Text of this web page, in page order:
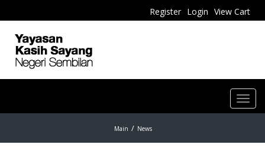
View Cart
Login
Register
Main News